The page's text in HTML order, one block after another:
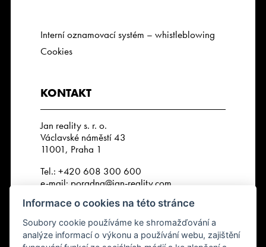
Interní oznamovací systém – whistleblowing
Cookies
KONTAKT
Jan reality s. r. o.
Václavské náměstí 43
11001, Praha 1
Tel.:+420 608 300 600
e-mail: poradna@jan-reality.com
IČO: 29057752
DIČ: CZ29057752
Číslo depozitního účtu r. k.:
2202612637 / 2010
Informace o cookies na této stránce
Soubory cookie používáme ke shromažďování a
analýze informací o výkonu a používání webu, zajištění